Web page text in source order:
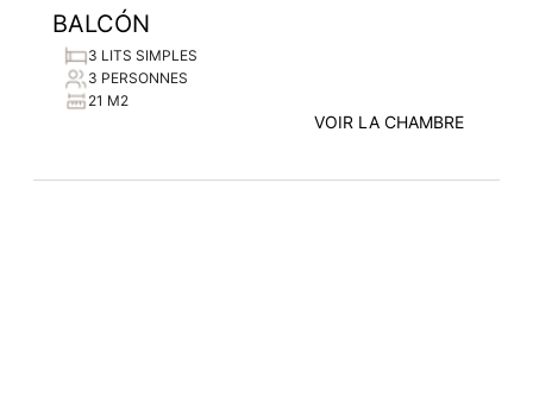
BALCÓN
3 LITS SIMPLES
3 PERSONNES
21 M2
VOIR LA CHAMBRE